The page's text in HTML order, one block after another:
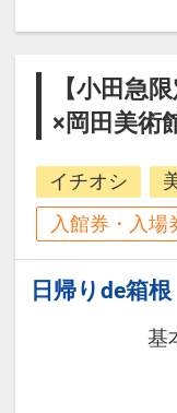
【小田急
×岡田美
イチオシ
入館券・入場
日帰りde箱
基